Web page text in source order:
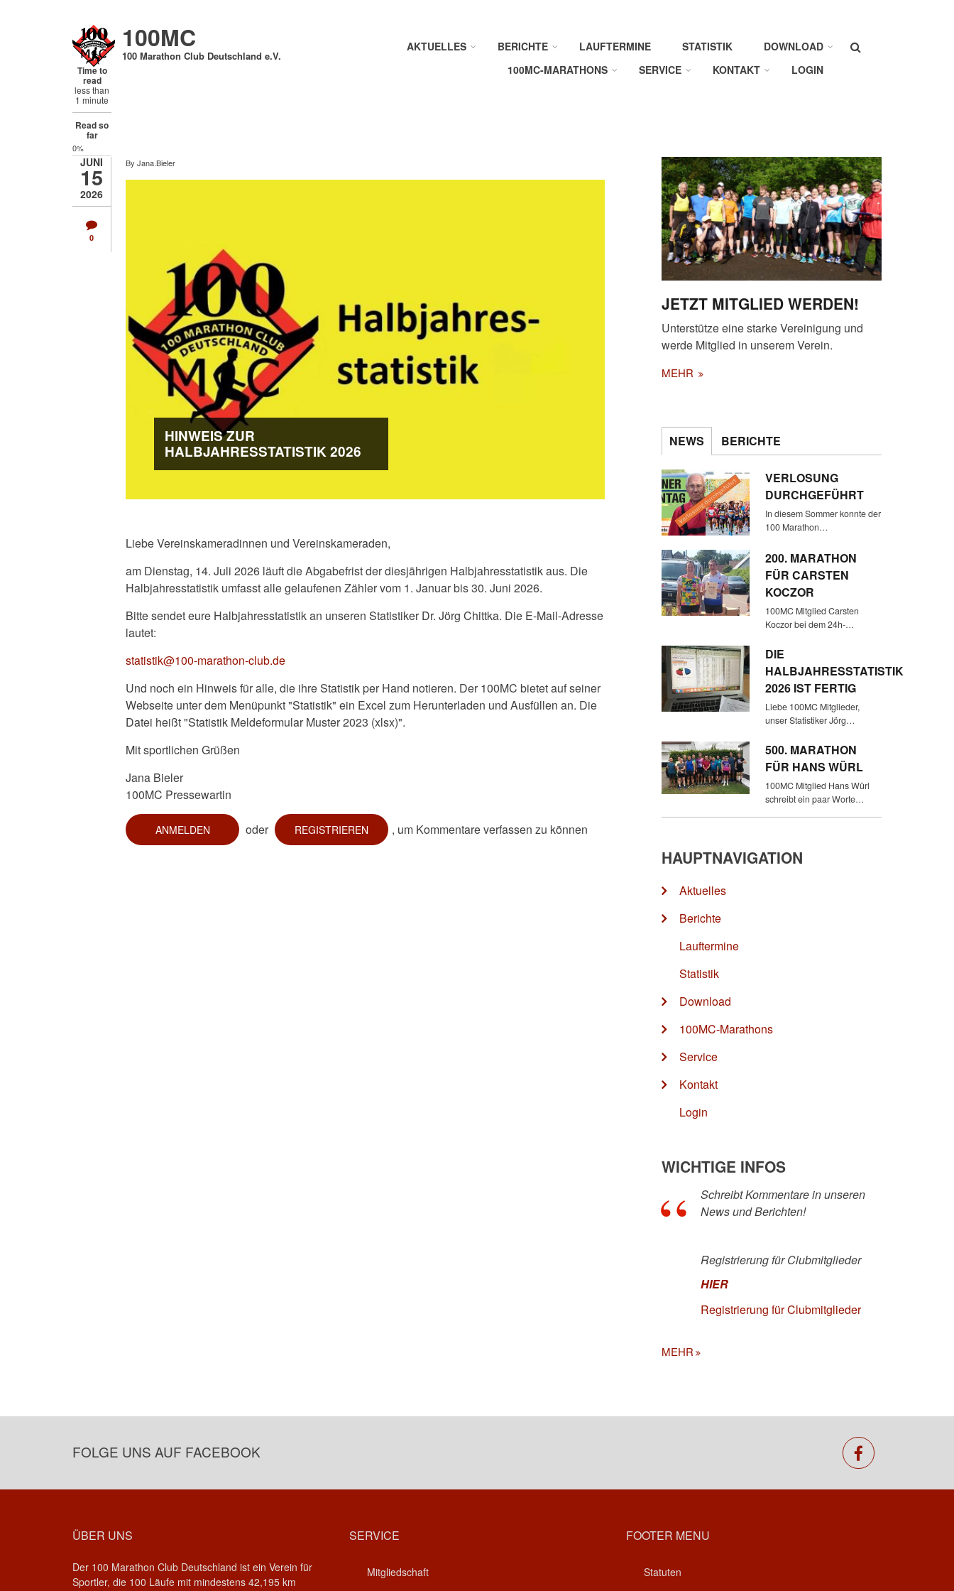
100MC
100 Marathon Club Deutschland e.V.
Suche
AKTUELLES BERICHTE LAUFTERMINE STATISTIK
DOWNLOAD
100MC-MARATHONS
SERVICE KONTAKT LOGIN
JUNI
15
2026
0
Time to
read
less than
1 minute
Read so
far
0%
By Jana.Bieler
HINWEIS ZUR
HALBJAHRESSTATISTIK 2026
Liebe Vereinskameradinnen und Vereinskameraden,
am Dienstag, 14. Juli 2026 läuft die Abgabefrist der diesjährigen Halbjahresstatistik aus. Die
Halbjahresstatistik umfasst alle gelaufenen Zähler vom 1. Januar bis 30. Juni 2026.
Bitte sendet eure Halbjahresstatistik an unseren Statistiker Dr. Jörg Chittka. Die E-Mail-Adresse
lautet:
statistik@100-marathon-club.de
Und noch ein Hinweis für alle, die ihre Statistik per Hand notieren. Der 100MC bietet auf seiner
Webseite unter dem Menüpunkt "Statistik" ein Excel zum Herunterladen und Ausfüllen an. Die
Datei heißt "Statistik Meldeformular Muster 2023 (xlsx)".
Mit sportlichen Grüßen
Jana Bieler
100MC Pressewartin
ANMELDEN oder REGISTRIEREN , um Kommentare verfassen zu können
JETZT MITGLIED WERDEN!
Unterstütze eine starke Vereinigung und
werde Mitglied in unserem Verein.
MEHR
NEWS BERICHTE
VERLOSUNG
DURCHGEFÜHRT
In diesem Sommer konnte der
100 Marathon…
200. MARATHON
FÜR CARSTEN
KOCZOR
100MC Mitglied Carsten
Koczor bei dem 24h-…
DIE
HALBJAHRESSTATISTIK
2026 IST FERTIG
Liebe 100MC Mitglieder,
unser Statistiker Jörg…
500. MARATHON
FÜR HANS WÜRL
100MC Mitglied Hans Würl
schreibt ein paar Worte…
HAUPTNAVIGATION
Aktuelles
Berichte
Lauftermine
Statistik
Download
100MC-Marathons
Service
Kontakt
Login
WICHTIGE INFOS
Schreibt Kommentare in unseren
News und Berichten!
Registrierung für Clubmitglieder
HIER
Registrierung für Clubmitglieder
MEHR
FOLGE UNS AUF FACEBOOK facebook
ÜBER UNS
Der 100 Marathon Club Deutschland ist ein Verein für
Sportler, die 100 Läufe mit mindestens 42,195 km
SERVICE
Mitgliedschaft
FOOTER MENU
Statuten